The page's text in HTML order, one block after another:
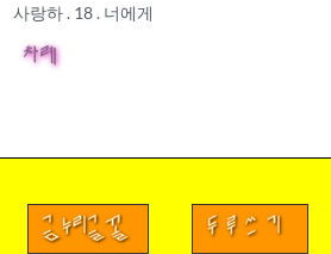
사랑하 . 18 . 너에게
차례
금누리글꼴 두루쓰기